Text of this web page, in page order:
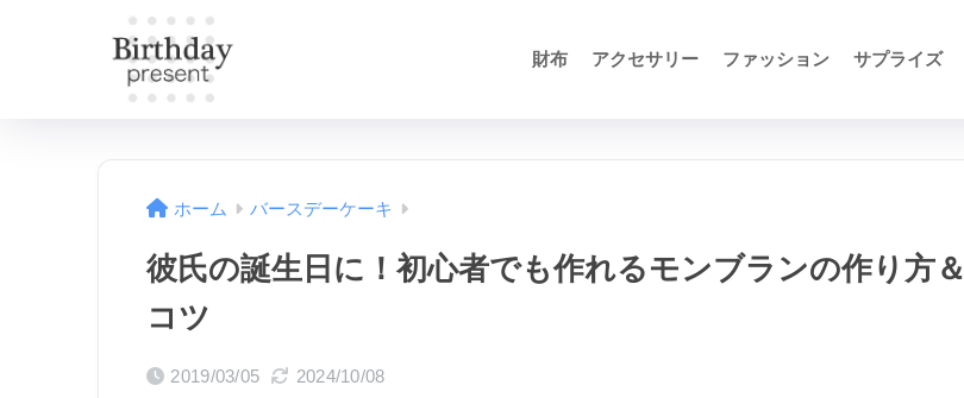
財布 アクセサリー ファッション サプライズ
ホーム バースデーケーキ
彼氏の誕生日に！初心者でも作れるモンブランの作り方＆
コツ
2019/03/05 2024/10/08